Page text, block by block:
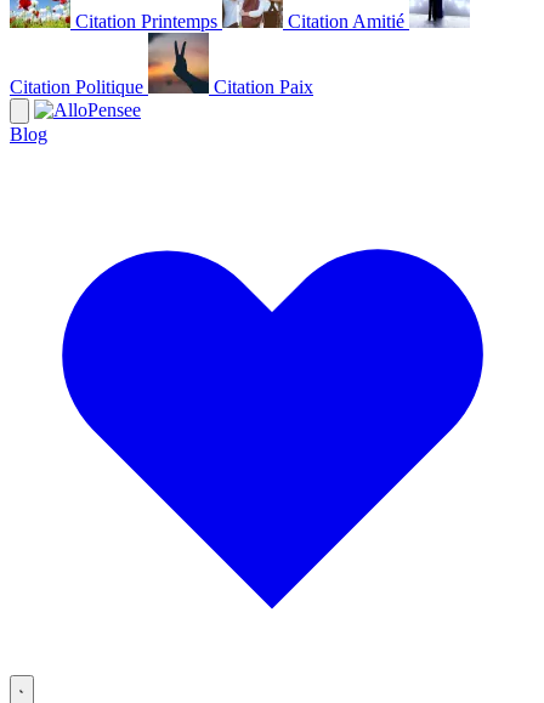
Citation Printemps Citation Amitié
Citation Politique Citation Paix
Blog